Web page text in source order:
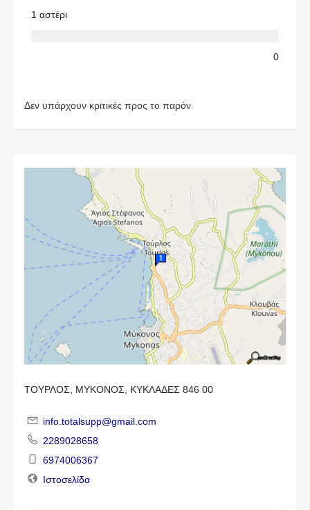
1 αστέρι
0
Δεν υπάρχουν κριτικές προς το παρόν
ΤΟΥΡΛΟΣ, ΜΥΚΟΝΟΣ, ΚΥΚΛΑΔΕΣ 846 00
info.totalsupp@gmail.com
2289028658
6974006367
Ιστοσελίδα